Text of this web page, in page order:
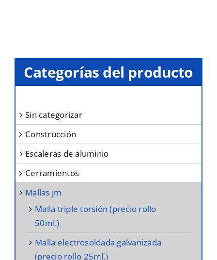
se
en
la
página
de
producto
Categorías del producto
sin categorizar
construcción
escaleras de aluminio
cerramientos
mallas jm
malla triple torsión (precio rollo
50ml.)
malla electrosoldada galvanizada
(precio rollo 25ml.)